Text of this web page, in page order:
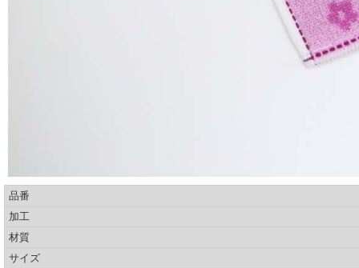
品番
加工
材質
サイズ